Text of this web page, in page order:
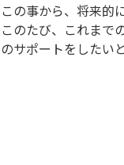
この事から、将来的
このたび、これまで
のサポートをしたい